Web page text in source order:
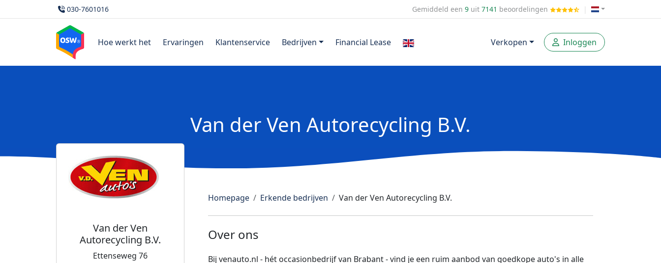
030-7601016 Gemiddeld een9 uit7141 beoordelingen
Hoe werkt het Ervaringen Klantenservice Bedrijven Financial Lease Verkopen Inloggen
Van der Ven Autorecycling B.V.
Van der Ven
Autorecycling B.V.
Ettenseweg 76
Homepage Erkende bedrijven Van der Ven Autorecycling B.V.
Over ons
Bij venauto.nl - hét occasionbedrijf van Brabant - vind je een ruim aanbod van goedkope auto's in alle